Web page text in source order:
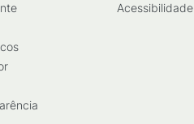
Acessibilidade